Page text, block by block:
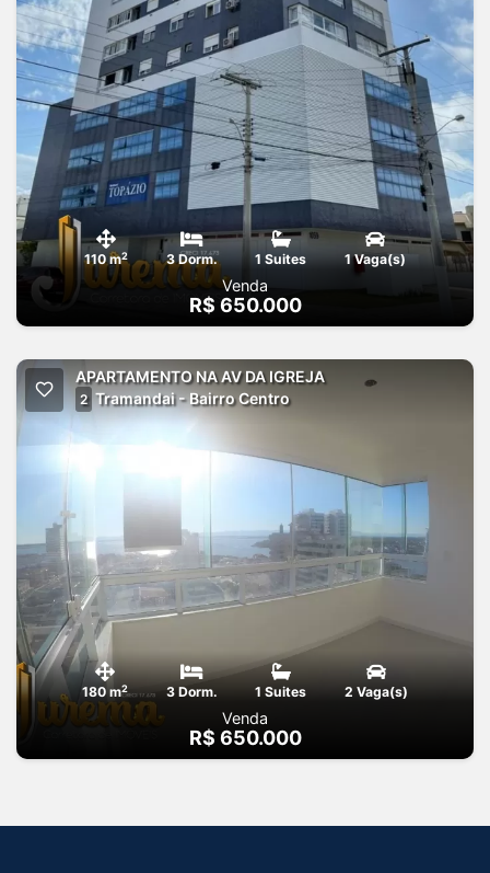
110 m2 3 Dorm. 1 Suites 1 Vaga(s)
Venda
R$ 650.000
APARTAMENTO NA AV DA IGREJA
2 Tramandai - Bairro Centro
180 m2 3 Dorm. 1 Suites 2 Vaga(s)
Venda
R$ 650.000